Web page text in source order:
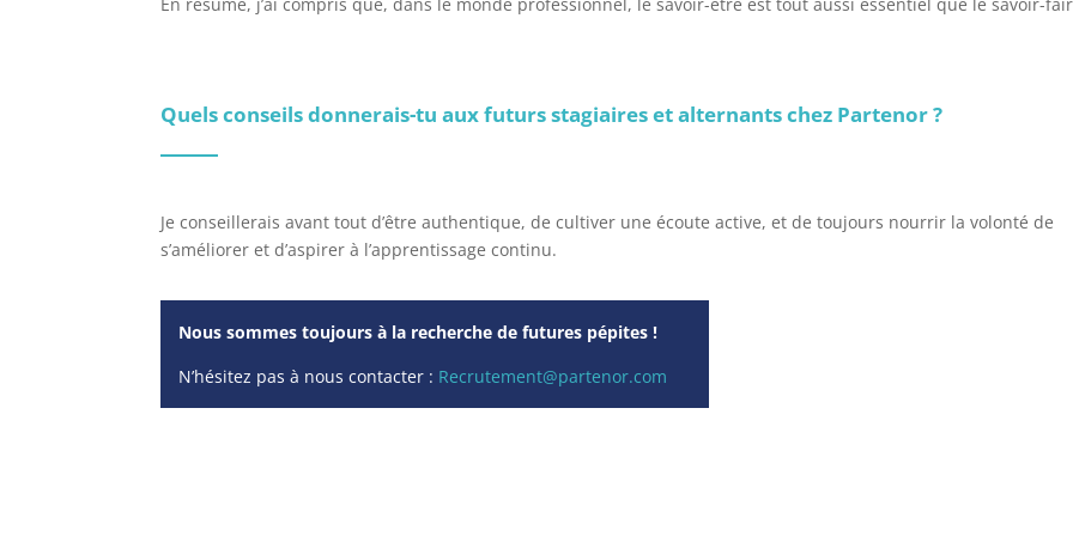
En résumé, j’ai compris que, dans le monde professionnel, le savoir-être est tout aussi essentiel que le savoir-
Quels conseils donnerais-tu aux futurs stagiaires et alternants chez Partenor ?
Je conseillerais avant tout d’être authentique, de cultiver une écoute active, et de toujours nourrir la volonté de
s’améliorer et d’aspirer à l’apprentissage continu.
Nous sommes toujours à la recherche de futures pépites !
N’hésitez pas à nous contacter : Recrutement@partenor.com